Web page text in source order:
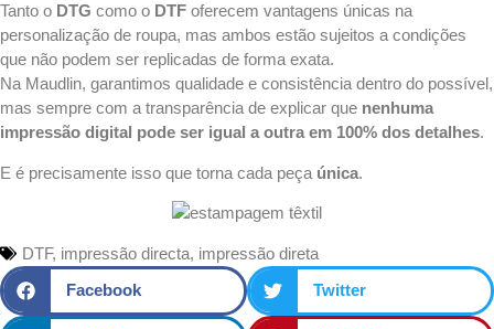
Tanto o DTG como o DTF oferecem vantagens únicas na
personalização de roupa, mas ambos estão sujeitos a condições
que não podem ser replicadas de forma exata.
Na Maudlin, garantimos qualidade e consistência dentro do possível,
mas sempre com a transparência de explicar que nenhuma
impressão digital pode ser igual a outra em 100% dos detalhes.
E é precisamente isso que torna cada peça única.
DTF, impressão directa, impressão direta
Facebook
Twitter